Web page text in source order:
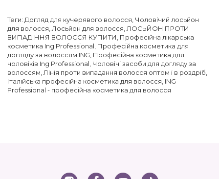
Теги: Догляд для кучерявого волосся Чоловічий лосьйон
для волосся Лосьйон для волосся ЛОСЬЙОН ПРОТИ
ВИПАДІННЯ ВОЛОССЯ КУПИТИ Професійна лікарська
косметика Ing Professional Професійна косметика для
догляду за волоссям ING Професійна косметика для
чоловіків Ing Professional Чоловічі засоби для догляду за
волоссям Лінія проти випадання волосся оптом і в роздріб
Італійська професійна косметика для волосся ING
Professional - професійна косметика для волосся